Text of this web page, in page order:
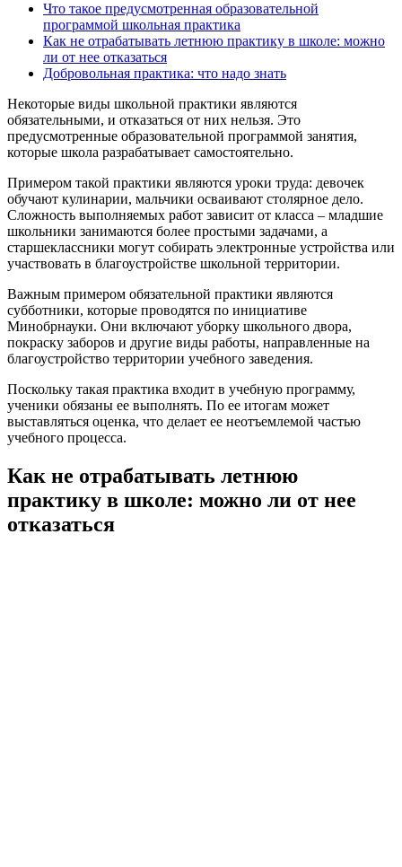
Что такое предусмотренная образовательной
программой школьная практика
Как не отрабатывать летнюю практику в школе: можно
ли от нее отказаться
Добровольная практика: что надо знать
Некоторые виды школьной практики являются
обязательными, и отказаться от них нельзя. Это
предусмотренные образовательной программой занятия,
которые школа разрабатывает самостоятельно.
Примером такой практики являются уроки труда: девочек
обучают кулинарии, мальчики осваивают столярное дело.
Сложность выполняемых работ зависит от класса – младшие
школьники занимаются более простыми задачами, а
старшеклассники могут собирать электронные устройства или
участвовать в благоустройстве школьной территории.
Важным примером обязательной практики являются
субботники, которые проводятся по инициативе
Минобрнауки. Они включают уборку школьного двора,
покраску заборов и другие виды работы, направленные на
благоустройство территории учебного заведения.
Поскольку такая практика входит в учебную программу,
ученики обязаны ее выполнять. По ее итогам может
выставляться оценка, что делает ее неотъемлемой частью
учебного процесса.
Как не отрабатывать летнюю
практику в школе: можно ли от нее
отказаться